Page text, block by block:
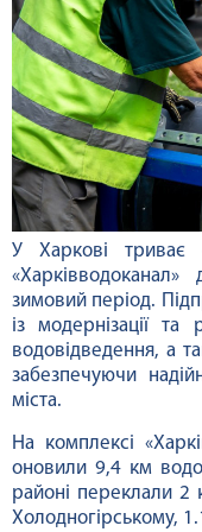
У Харкові триває
зимовий період.
із модернізації
водовідведення, а
забезпечуючи
міста.
На комплексі
оновили 9,4 км
районі переклали 2
Холодногірському,